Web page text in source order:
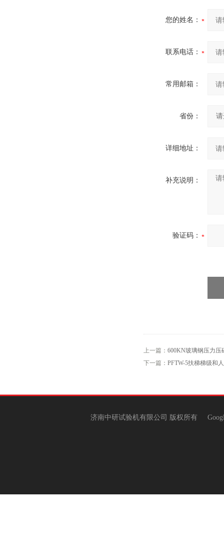
您的姓名：
联系电话：
常用邮箱：
省份：
详细地址：
补充说明：
验证码：
上一篇： 600KN玻璃钢压力压
下一篇： PFTW-5扶梯梯级和
济南中研试验机有限公司 版权所有